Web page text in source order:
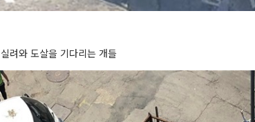
려와 도살을 기다리는 개들